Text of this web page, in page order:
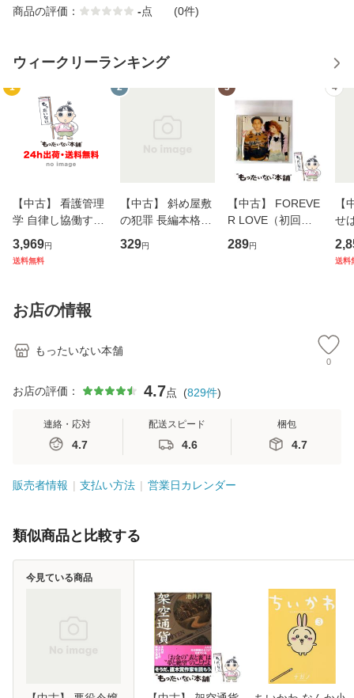
商品の評価： -点 (0件)
ウィークリーランキング
1
【中古】 看護管理
学 自律し協働する
専門職の看護マネ
ジメントスキル 改
恵 藤本幸三 / 南江
堂 [単行
3,969円
送料無料
2
【中古】 斜め屋敷
の犯罪 長編本格推
理小説 (光文社文
庫) / 島田荘司 / 光
329円
3
【中古】 FOREVE
R LOVE（初回生
産限定盤） / 清水
翔太×加藤ミリヤ /
289円
4
【
せ
タ
送料
お店の情報
もったいない本舗
0
お店の評価： 4.7点 (829件)
連絡・応対
4.7
配送スピード
4.6
梱包
4.7
販売者情報 支払い方法 営業日カレンダー
類似商品と比較する
今見ている商品